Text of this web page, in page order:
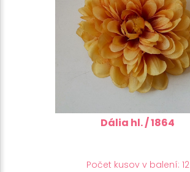
Dália hl. / 1864
Počet kusov v balení: 12